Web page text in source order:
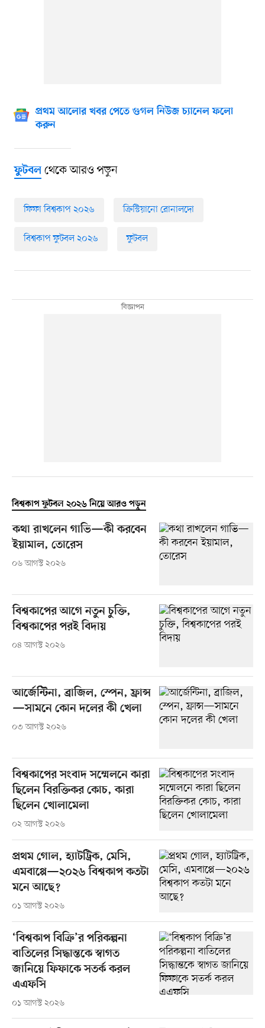
প্রথম আলোর খবর পেতে গুগল নিউজ চ্যানেল ফলো
করুন
ফুটবলথেকে আরও পড়ুন
ফিফা বিশ্বকাপ ২০২৬ ক্রিস্টিয়ানো রোনালদো
বিশ্বকাপ ফুটবল ২০২৬ ফুটবল
বিশ্বকাপ ফুটবল ২০২৬ নিয়ে আরও পড়ুন
কথা রাখলেন গাভি—কী করবেন
ইয়ামাল, তোরেস
০৬ আগস্ট ২০২৬
বিশ্বকাপের আগে নতুন চুক্তি,
বিশ্বকাপের পরই বিদায়
০৪ আগস্ট ২০২৬
আর্জেন্টিনা, ব্রাজিল, স্পেন, ফ্রান্স
—সামনে কোন দলের কী খেলা
০৩ আগস্ট ২০২৬
বিশ্বকাপের সংবাদ সম্মেলনে কারা
ছিলেন বিরক্তিকর কোচ, কারা
ছিলেন খোলামেলা
০২ আগস্ট ২০২৬
প্রথম গোল, হ্যাটট্রিক, মেসি,
এমবাপ্পে—২০২৬ বিশ্বকাপ কতটা
মনে আছে?
০১ আগস্ট ২০২৬
‘বিশ্বকাপ বিক্রি’র পরিকল্পনা
বাতিলের সিদ্ধান্তকে স্বাগত
জানিয়ে ফিফাকে সতর্ক করল
এএফসি
০১ আগস্ট ২০২৬